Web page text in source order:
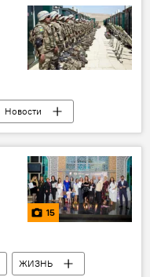
Новости
15
ЖИЗНЬ